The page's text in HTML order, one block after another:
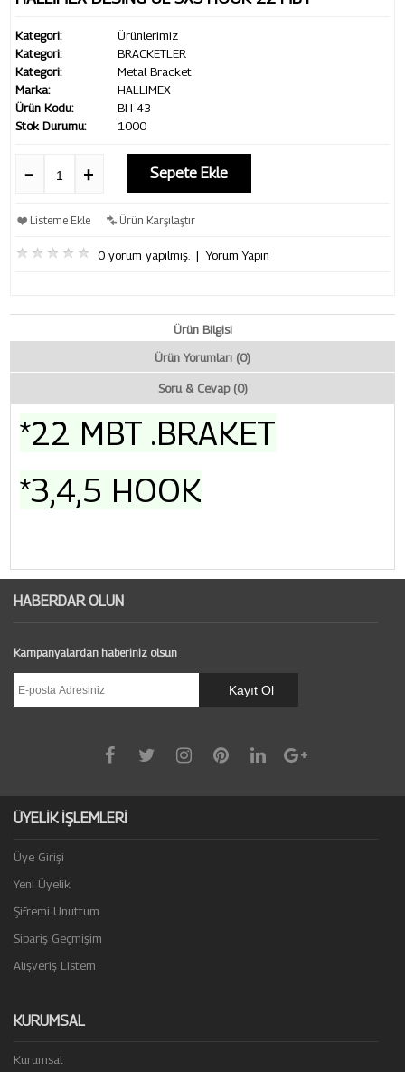
Kategori:
Ürünlerimiz
Kategori:
BRACKETLER
Kategori:
Metal Bracket
Marka:
HALLIMEX
Ürün Kodu:
BH-43
Stok Durumu:
1000
Sepete Ekle
Listeme Ekle Ürün Karşılaştır
0 yorum yapılmış. |Yorum Yapın
Ürün Bilgisi
Ürün Yorumları (0)
Soru & Cevap (0)
*22 MBT .BRAKET
*3,4,5 HOOK
HABERDAR OLUN
Kampanyalardan haberiniz olsun
ÜYELİK İŞLEMLERİ
Üye Girişi
Yeni Üyelik
Şifremi Unuttum
Sipariş Geçmişim
Alışveriş Listem
KURUMSAL
Kurumsal